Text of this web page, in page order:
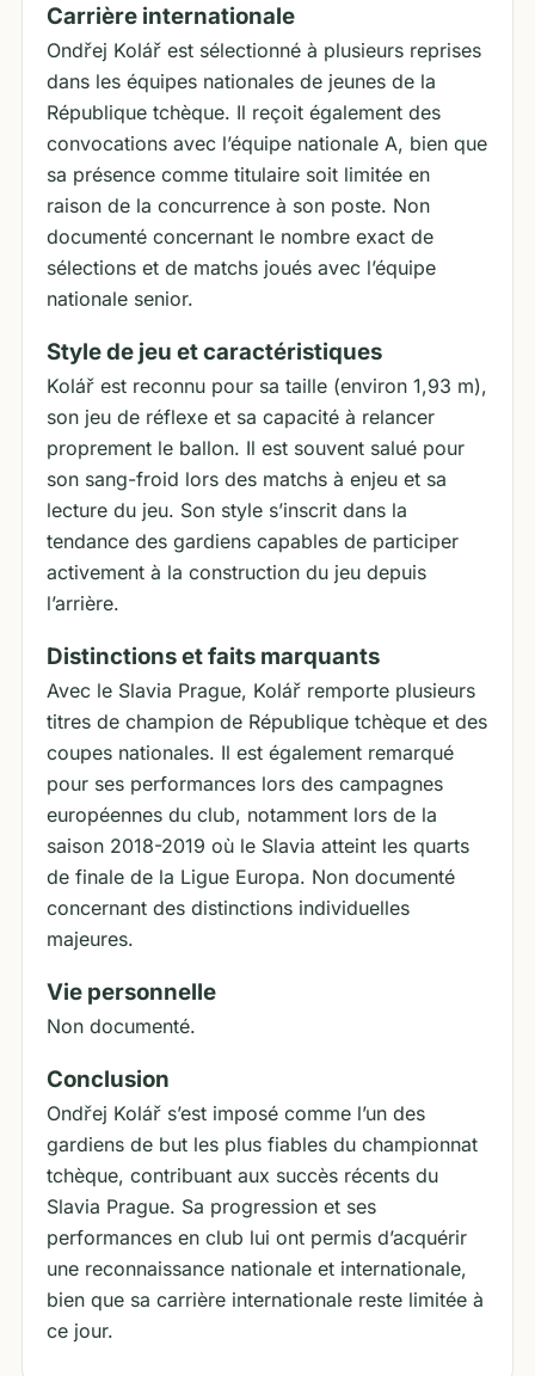
Carrière internationale
Ondřej Kolář est sélectionné à plusieurs reprises
dans les équipes nationales de jeunes de la
République tchèque. Il reçoit également des
convocations avec l’équipe nationale A, bien que
sa présence comme titulaire soit limitée en
raison de la concurrence à son poste. Non
documenté concernant le nombre exact de
sélections et de matchs joués avec l’équipe
nationale senior.
Style de jeu et caractéristiques
Kolář est reconnu pour sa taille (environ 1,93 m),
son jeu de réflexe et sa capacité à relancer
proprement le ballon. Il est souvent salué pour
son sang-froid lors des matchs à enjeu et sa
lecture du jeu. Son style s’inscrit dans la
tendance des gardiens capables de participer
activement à la construction du jeu depuis
l’arrière.
Distinctions et faits marquants
Avec le Slavia Prague, Kolář remporte plusieurs
titres de champion de République tchèque et des
coupes nationales. Il est également remarqué
pour ses performances lors des campagnes
européennes du club, notamment lors de la
saison 2018-2019 où le Slavia atteint les quarts
de finale de la Ligue Europa. Non documenté
concernant des distinctions individuelles
majeures.
Vie personnelle
Non documenté.
Conclusion
Ondřej Kolář s’est imposé comme l’un des
gardiens de but les plus fiables du championnat
tchèque, contribuant aux succès récents du
Slavia Prague. Sa progression et ses
performances en club lui ont permis d’acquérir
une reconnaissance nationale et internationale,
bien que sa carrière internationale reste limitée à
ce jour.